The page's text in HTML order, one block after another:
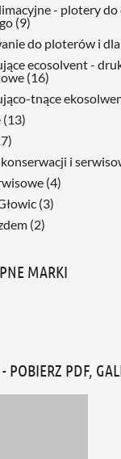
- plotery do
(9)
do ploterów i
ecosolvent -
(16)
tnące
(13)
i
(4)
(3)
(2)
MARKI
POBIERZ PDF,